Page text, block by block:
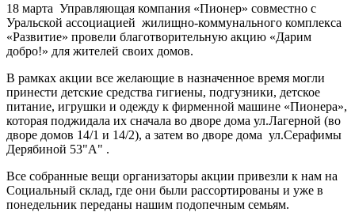
18 марта Управляющая компания «Пионер» совместно с
Уральской ассоциацией жилищно-коммунального комплекса
«Развитие» провели благотворительную акцию «Дарим
добро!» для жителей своих домов.
В рамках акции все желающие в назначенное время могли
принести детские средства гигиены, подгузники, детское
питание, игрушки и одежду к фирменной машине «Пионера»,
которая поджидала их сначала во дворе дома ул.Лагерной (во
дворе домов 14/1 и 14/2), а затем во дворе дома ул.Серафимы
Дерябиной 53"А" .
Все собранные вещи организаторы акции привезли к нам на
Социальный склад, где они были рассортированы и уже в
понедельник переданы нашим подопечным семьям.